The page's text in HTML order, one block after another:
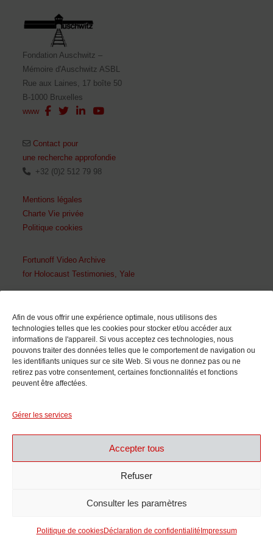
Afin de vous offrir une expérience optimale, nous utilisons des
technologies telles que les cookies pour stocker et/ou accéder aux
informations de l'appareil. Si vous acceptez ces technologies, nous
pouvons traiter des données telles que le comportement de navigation ou
les identifiants uniques sur ce site Web. Si vous ne donnez pas ou ne
retirez pas votre consentement, certaines fonctionnalités et fonctions
peuvent être affectées.
Gérer les services
Accepter tous
Refuser
Consulter les paramètres
Politique de cookiesDéclaration de confidentialité Impressum
Fondation Auschwitz –
Mémoire d'Auschwitz ASBL
Rue aux Laines, 17 boîte 50
B-1000 Bruxelles
www
Contact pour
une recherche approfondie
+32 (0)2 512 79 98
Mentions légales
Charte Vie privée
Politique cookies
Fortunoff Video Archive
for Holocaust Testimonies, Yale
En collaboration avec